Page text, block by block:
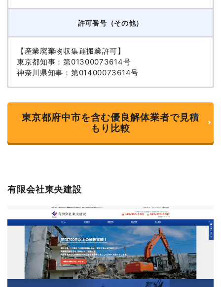
許可番号（その他）
【産業廃棄物収集運搬業許可】
東京都知事：第01300073614号
神奈川県知事：第01400073614号
東京都府中市を含む優良解体業者で見積
もり比較
有限会社東央建設